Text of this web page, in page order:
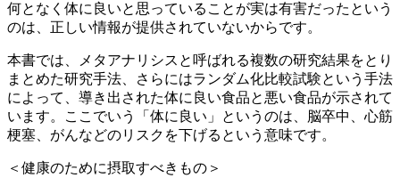
何となく体に良いと思っていることが実は有害だったという
のは、正しい情報が提供されていないからです。
本書では、メタアナリシスと呼ばれる複数の研究結果をとり
まとめた研究手法、さらにはランダム化比較試験という手法
によって、導き出された体に良い食品と悪い食品が示されて
います。ここでいう「体に良い」というのは、脳卒中、心筋
梗塞、がんなどのリスクを下げるという意味です。
＜健康のために摂取すべきもの＞